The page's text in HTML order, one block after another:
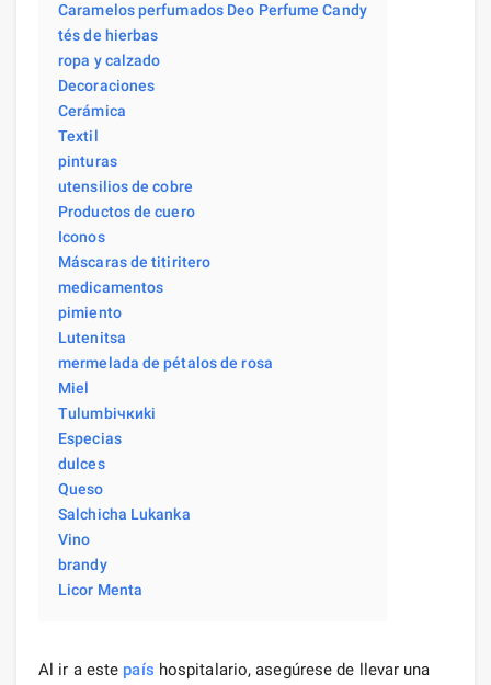
Caramelos perfumados Deo Perfume Candy
tés de hierbas
ropa y calzado
Decoraciones
Cerámica
Textil
pinturas
utensilios de cobre
Productos de cuero
Iconos
Máscaras de titiritero
medicamentos
pimiento
Lutenitsa
mermelada de pétalos de rosa
Miel
Tulumbiчкиki
Especias
dulces
Queso
Salchicha Lukanka
Vino
brandy
Licor Menta
Al ir a este país hospitalario, asegúrese de llevar una